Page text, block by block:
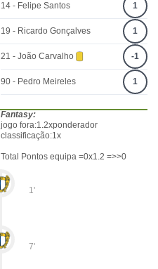
14 - Felipe Santos 1
19 - Ricardo Gonçalves 1
21 - João Carvalho -1
90 - Pedro Meireles 1
Fantasy:
jogo fora:1.2xponderador
classificação:1x
Total Pontos equipa =0x1.2 =>>0
1'
7'